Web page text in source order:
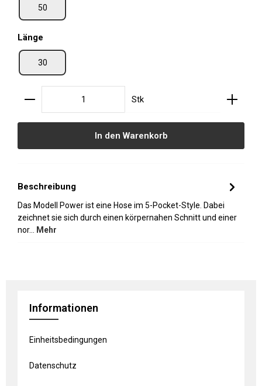
50
Länge
30
Produkt Anzahl: Gib den gewünschten Wert ein
Stk
In den Warenkorb
Beschreibung
Das Modell Power ist eine Hose im 5-Pocket-Style. Dabei
zeichnet sie sich durch einen körpernahen Schnitt und einer
nor…
Mehr
Informationen
Einheitsbedingungen
Datenschutz